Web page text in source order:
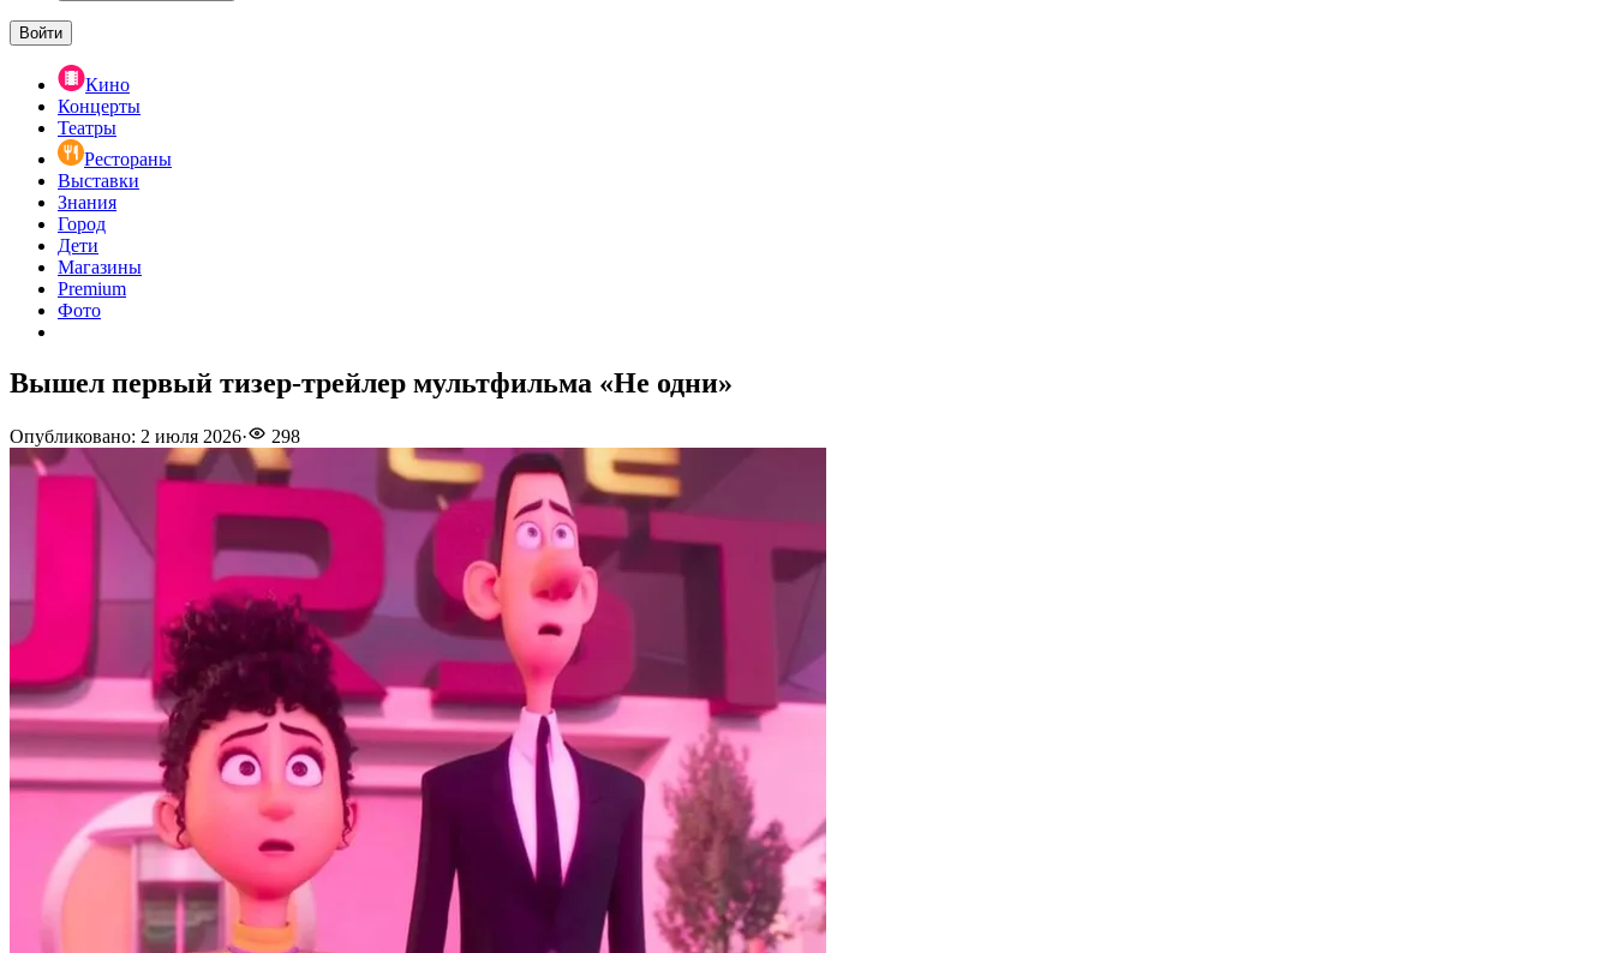
Войти
Кино
Концерты
Театры
Рестораны
Выставки
Знания
Город
Дети
Магазины
Premium
Фото
Вышел первый тизер-трейлер мультфильма «Не одни»
Опубликовано: 2 июля 2026· 298